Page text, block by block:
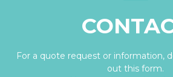
For a quote request or information,
out this form.